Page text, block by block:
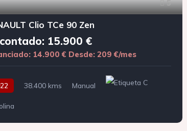
5
Clio TCe 90 Zen
15.900 €
14.900 € Desde: 209 €/mes
38.400 kms Manual